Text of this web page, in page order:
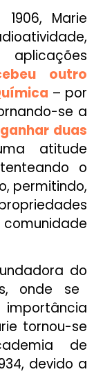
Marie
outro
– por
se a
duas
atitude
o
permitindo,
do
onde se
tornou-se
de
devido a